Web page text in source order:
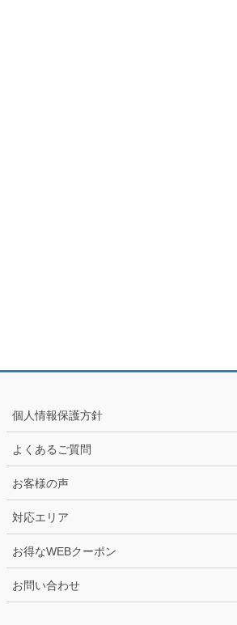
個人情報保護方針
よくあるご質問
お客様の声
対応エリア
お得なWEBクーポン
お問い合わせ